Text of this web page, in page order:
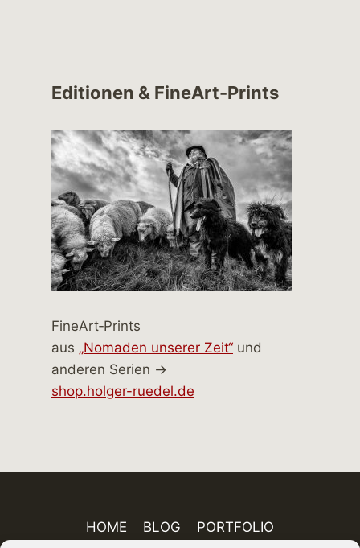
Editionen & FineArt-Prints
FineArt‑Prints
aus „Nomaden unserer Zeit“ und
anderen Serien →
shop.holger-ruedel.de
HOME BLOG PORTFOLIO